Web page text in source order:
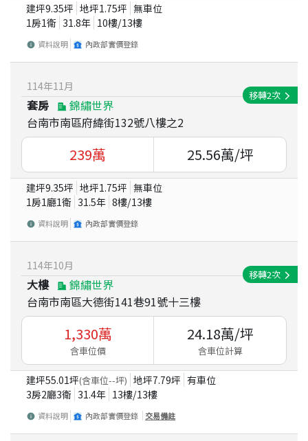
建坪9.35坪 地坪1.75坪 無車位
1房1衛 31.8年 10樓/13樓
資料說明 內政部實價登錄
114年11 月
套房
錦繡世界
台南市南區府緯街132號八樓之2
移轉2次
239萬 25.56萬/坪
建坪9.35坪 地坪1.75坪 無車位
1房1廳1衛 31.5年 8樓/13樓
資料說明 內政部實價登錄
114年10月
大樓
錦繡世界
台南市南區大德街141巷91號十三樓
移轉2次
1,330萬
含車位價
24.18萬/坪
含車位計算
建坪55.01坪(含車位--坪) 地坪7.79坪 有車位
3房2廳3衛 31.4年 13樓/13樓
資料說明 內政部實價登錄 交易備註